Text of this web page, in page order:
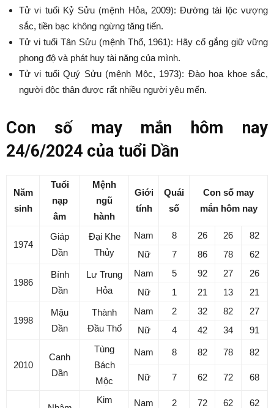
Tử vi tuổi Kỷ Sửu (mệnh Hỏa, 2009): Đường tài lộc vượng
sắc, tiền bạc không ngừng tăng tiến.
Tử vi tuổi Tân Sửu (mệnh Thổ, 1961): Hãy cố gắng giữ vững
phong độ và phát huy tài năng của mình.
Tử vi tuổi Quý Sửu (mệnh Mộc, 1973): Đào hoa khoe sắc,
người độc thân được rất nhiều người yêu mến.
Con số may mắn hôm nay
24/6/2024 của tuổi Dần
Năm
sinh
Tuổi
nạp
âm
Mệnh
ngũ
hành
Giới
tính
Quái
số
Con số may
mắn hôm nay
1974
Giáp
Dần
Đại Khe
Thủy
Nam 8 26 26
82
Nữ
7 86 78 62
1986
Bính
Dần
Lư Trung
Hỏa
Nam 5 92 27
26
Nữ
1 21 13 21
1998
Mậu
Dần
Thành
Đầu Thổ
Nam 2 32 82
27
Nữ
4 42 34 91
2010
Canh
Dần
Tùng
Bách
Mộc
Nam 8 82 78 82
Nữ 7 62 72 68
Kim Nam 2 72 62 62